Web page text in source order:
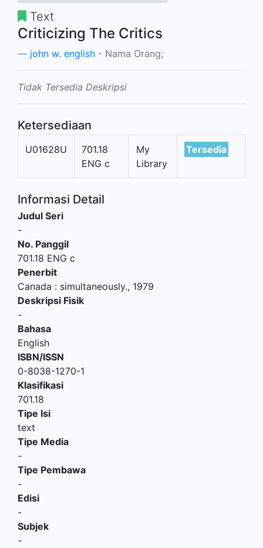
Text
Criticizing The Critics
john w. english - Nama Orang;
Tidak Tersedia Deskripsi
Ketersediaan
U01628U
701.18
ENG c
My
Library
Tersedia
Informasi Detail
Judul Seri
-
No. Panggil
701.18 ENG c
Penerbit
Canada : simultaneously., 1979
Deskripsi Fisik
-
Bahasa
English
ISBN/ISSN
0-8038-1270-1
Klasifikasi
701.18
Tipe Isi
text
Tipe Media
-
Tipe Pembawa
-
Edisi
-
Subjek
-